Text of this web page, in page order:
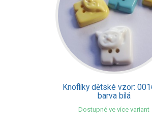
Knoflíky dětské vzor:
barva bílá
Dostupné ve více variant